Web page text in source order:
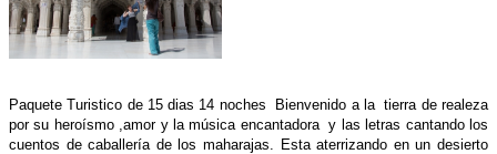
Paquete Turistico de 15 dias 14 noches
Bienvenido a la tierra de realeza
por su heroísmo ,amor y la música encantadora y las letras cantando los
cuentos de caballería de los maharajas. Esta aterrizando en un desierto